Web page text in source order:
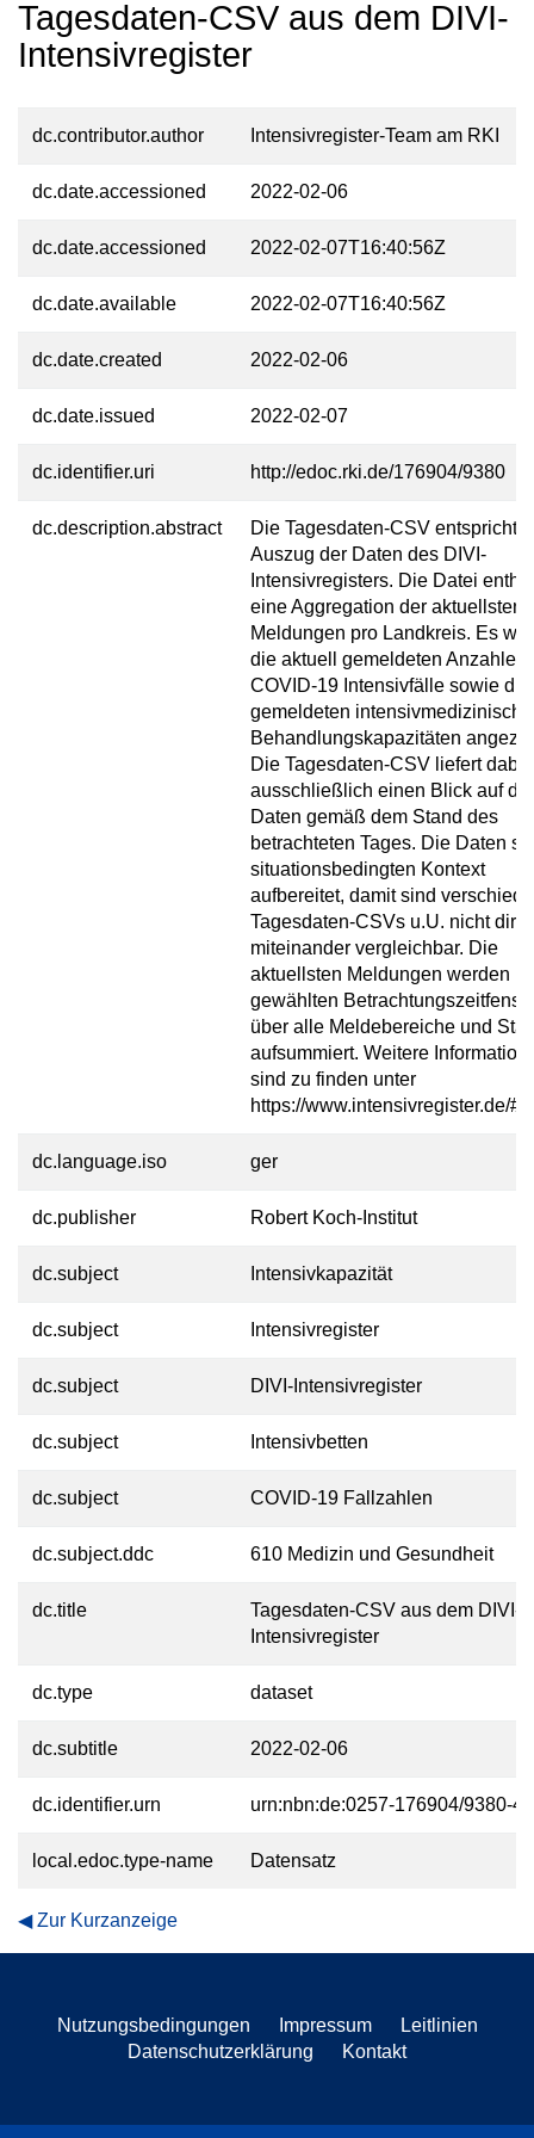
Tagesdaten-CSV aus dem DIVI-
Intensivregister
dc.contributor.author Intensivregister-Team am RKI
dc.date.accessioned 2022-02-06
dc.date.accessioned 2022-02-07T16:40:56Z
dc.date.available 2022-02-07T16:40:56Z
dc.date.created 2022-02-06
dc.date.issued 2022-02-07
dc.identifier.uri http://edoc.rki.de/176904/9380
dc.description.abstract
Die Tagesdaten-CSV entspricht
Auszug der Daten des DIVI-
Intensivregisters. Die Datei
eine Aggregation der aktuellsten
Meldungen pro Landkreis. Es
die aktuell gemeldeten Anzahlen
COVID-19 Intensivfälle sowie die
gemeldeten
Behandlungskapazitäten
Die Tagesdaten-CSV liefert dabei
ausschließlich einen Blick auf die
Daten gemäß dem Stand des
betrachteten Tages. Die Daten
situationsbedingten Kontext
aufbereitet, damit sind
Tagesdaten-CSVs u.U. nicht
miteinander vergleichbar. Die
aktuellsten Meldungen werden im
gewählten
über alle Meldebereiche und
aufsummiert. Weitere
sind zu finden unter
https://www.intensivregister.de/#/
dc.language.iso ger
dc.publisher Robert Koch-Institut
dc.subject Intensivkapazität
dc.subject Intensivregister
dc.subject DIVI-Intensivregister
dc.subject Intensivbetten
dc.subject COVID-19 Fallzahlen
dc.subject.ddc 610 Medizin und Gesundheit
dc.title
Tagesdaten-CSV aus dem DIVI-
Intensivregister
dc.type dataset
dc.subtitle 2022-02-06
dc.identifier.urn urn:nbn:de:0257-176904/9380-4
local.edoc.type-name Datensatz
Zur Kurzanzeige
Nutzungsbedingungen Impressum
Leitlinien
Datenschutzerklärung
Kontakt